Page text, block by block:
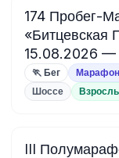
174 Пробег-
«Битцевская
15.08.2026 —
🏃 Бег Марафон
Шоссе
III